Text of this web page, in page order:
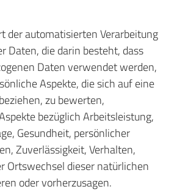
der automatisierten Verarbeitung
Daten, die darin besteht, dass
Daten verwendet werden,
Aspekte, die sich auf eine
zu bewerten,
bezüglich Arbeitsleistung,
Gesundheit, persönlicher
Zuverlässigkeit, Verhalten,
Ortswechsel dieser natürlichen
oder vorherzusagen.